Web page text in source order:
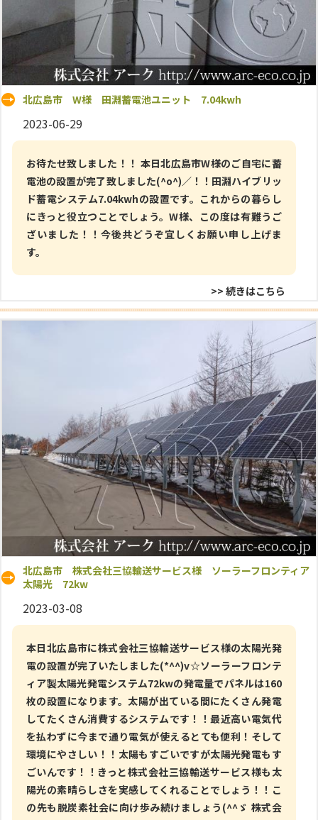
北広島市 W様 田淵蓄電池ユニット 7.04kwh
2023-06-29
お待たせ致しました！！ 本日北広島市W様のご自宅に蓄
電池の設置が完了致しました(^o^)／！！田淵ハイブリッ
ド蓄電システム7.04kwhの設置です。これからの暮らし
にきっと役立つことでしょう。W様、この度は有難うご
ざいました！！今後共どうぞ宜しくお願い申し上げま
す。
>> 続きはこちら
北広島市 株式会社三協輸送サービス様 ソーラーフロンティア
太陽光 72kw
2023-03-08
本日北広島市に株式会社三協輸送サービス様の太陽光発
電の設置が完了いたしました(*^^)v☆ソーラーフロンテ
ィア製太陽光発電システム72kwの発電量でパネルは160
枚の設置になります。太陽が出ている間にたくさん発電
してたくさん消費するシステムです！！最近高い電気代
を払わずに今まで通り電気が使えるとても便利！そして
環境にやさしい！！太陽もすごいですが太陽光発電もす
ごいんです！！きっと株式会社三協輸送サービス様も太
陽光の素晴らしさを実感してくれることでしょう！！こ
の先も脱炭素社会に向け歩み続けましょう(^^ゞ 株式会